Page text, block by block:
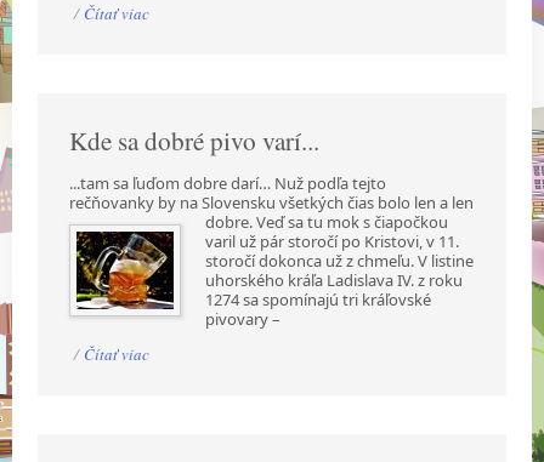
/ Čítať viac
Kde sa dobré pivo varí...
...tam sa ľuďom dobre darí… Nuž podľa tejto
rečňovanky by na Slovensku všetkých čias bolo len a len
dobre. Veď sa tu mok s čiapočkou
varil už pár storočí po Kristovi, v 11.
storočí dokonca už z chmeľu. V listine
uhorského kráľa Ladislava IV. z roku
1274 sa spomínajú tri kráľovské
pivovary –
/ Čítať viac